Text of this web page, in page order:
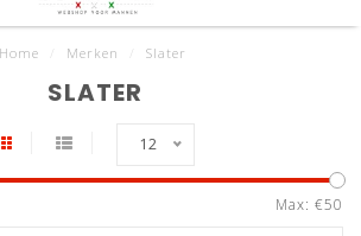
Home Merken Slater
SLATER
12
Max: €50